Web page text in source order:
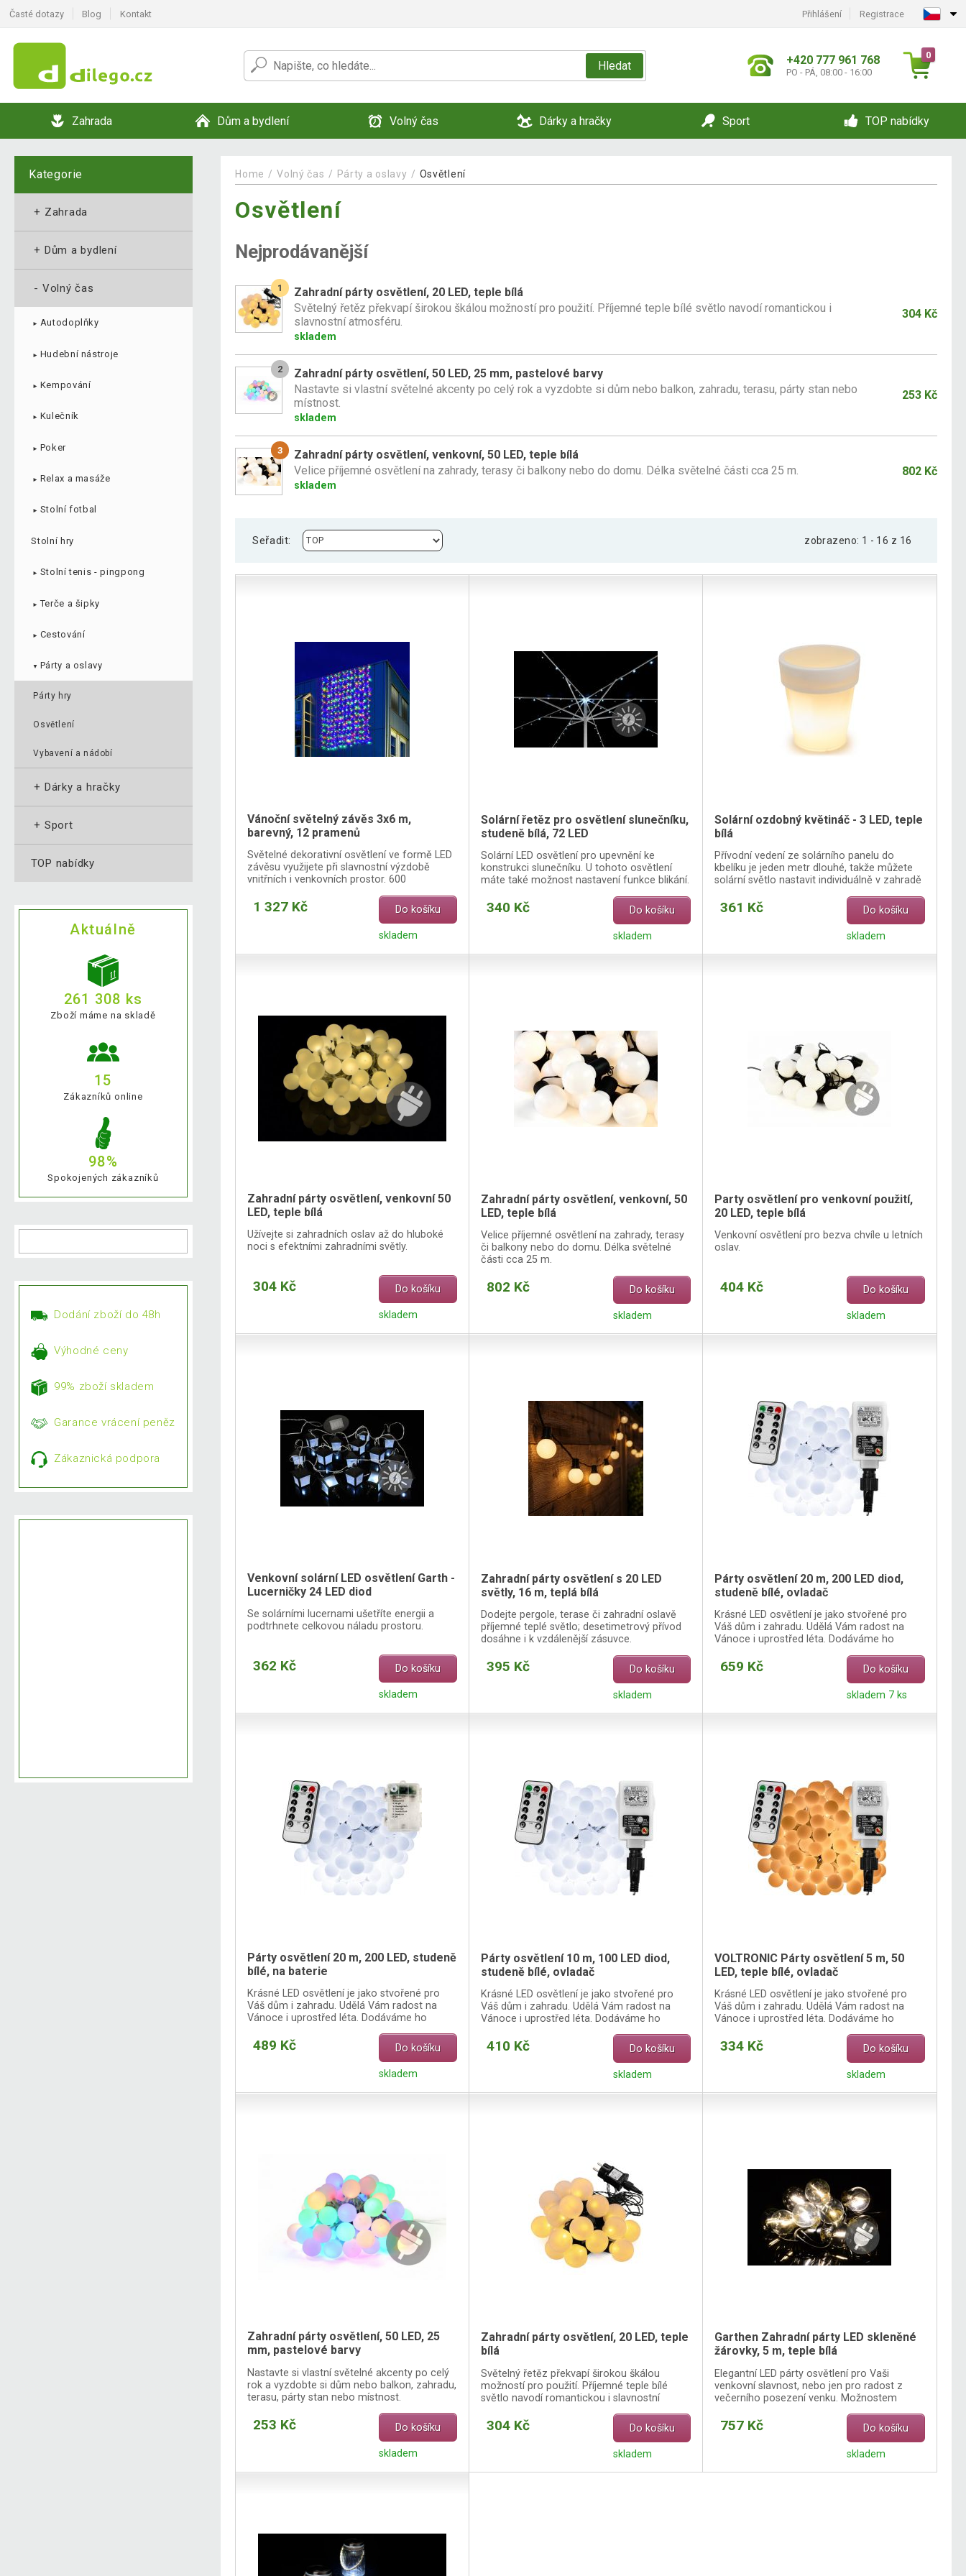
Časté dotazy Blog Kontakt Přihlášení Registrace
Hledat +420 777 961 768
PO - PÁ, 08:00 - 16:00
0
Zahrada Dům a bydlení Volný čas Dárky a hračky Sport TOP nabídky
Kategorie
+ Zahrada
+ Dům a bydlení
- Volný čas
► Autodoplňky
► Hudební nástroje
► Kempování
► Kulečník
► Poker
► Relax a masáže
► Stolní fotbal
Stolní hry
► Stolní tenis - pingpong
► Terče a šipky
► Cestování
▼ Párty a oslavy
Párty hry
Osvětlení
Vybavení a nádobí
+ Dárky a hračky
+ Sport
TOP nabídky
Aktuálně
261 308 ks
Zboží máme na skladě
15
Zákazníků online
98%
Spokojených zákazníků
Dodání zboží do 48h
Výhodné ceny
99% zboží skladem
Garance vrácení peněz
Zákaznická podpora
Home Volný čas Párty a oslavy Osvětlení
Osvětlení
Nejprodávanější
1
Zahradní párty osvětlení, 20 LED, teple bílá
Světelný řetěz překvapí širokou škálou možností pro použití. Příjemné teple bílé světlo navodí romantickou i
slavnostní atmosféru.
skladem
304 Kč
2
Zahradní párty osvětlení, 50 LED, 25 mm, pastelové barvy
Nastavte si vlastní světelné akcenty po celý rok a vyzdobte si dům nebo balkon, zahradu, terasu, párty stan nebo
místnost.
skladem
253 Kč
3
Zahradní párty osvětlení, venkovní, 50 LED, teple bílá
Velice příjemné osvětlení na zahrady, terasy či balkony nebo do domu. Délka světelné části cca 25 m.
skladem
802 Kč
Seřadit: zobrazeno: 1 - 16 z 16
Vánoční světelný závěs 3x6 m,
barevný, 12 pramenů
Světelné dekorativní osvětlení ve formě LED
závěsu využijete při slavnostní výzdobě
vnitřních i venkovních prostor. 600
1 327 Kč Do košíku
skladem
Solární řetěz pro osvětlení slunečníku,
studeně bílá, 72 LED
Solární LED osvětlení pro upevnění ke
konstrukci slunečníku. U tohoto osvětlení
máte také možnost nastavení funkce blikání.
340 Kč Do košíku
skladem
Solární ozdobný květináč - 3 LED, teple
bílá
Přívodní vedení ze solárního panelu do
kbelíku je jeden metr dlouhé, takže můžete
solární světlo nastavit individuálně v zahradě
361 Kč Do košíku
skladem
Zahradní párty osvětlení, venkovní 50
LED, teple bílá
Užívejte si zahradních oslav až do hluboké
noci s efektními zahradními světly.
304 Kč Do košíku
skladem
Zahradní párty osvětlení, venkovní, 50
LED, teple bílá
Velice příjemné osvětlení na zahrady, terasy
či balkony nebo do domu. Délka světelné
části cca 25 m.
802 Kč Do košíku
skladem
Party osvětlení pro venkovní použití,
20 LED, teple bílá
Venkovní osvětlení pro bezva chvíle u letních
oslav.
404 Kč Do košíku
skladem
Venkovní solární LED osvětlení Garth -
Lucerničky 24 LED diod
Se solárními lucernami ušetříte energii a
podtrhnete celkovou náladu prostoru.
362 Kč Do košíku
skladem
Zahradní párty osvětlení s 20 LED
světly, 16 m, teplá bílá
Dodejte pergole, terase či zahradní oslavě
příjemné teplé světlo; desetimetrový přívod
dosáhne i k vzdálenější zásuvce.
395 Kč Do košíku
skladem
Párty osvětlení 20 m, 200 LED diod,
studeně bílé, ovladač
Krásné LED osvětlení je jako stvořené pro
Váš dům i zahradu. Udělá Vám radost na
Vánoce i uprostřed léta. Dodáváme ho
659 Kč Do košíku
skladem 7 ks
Párty osvětlení 20 m, 200 LED, studeně
bílé, na baterie
Krásné LED osvětlení je jako stvořené pro
Váš dům i zahradu. Udělá Vám radost na
Vánoce i uprostřed léta. Dodáváme ho
489 Kč Do košíku
skladem
Párty osvětlení 10 m, 100 LED diod,
studeně bílé, ovladač
Krásné LED osvětlení je jako stvořené pro
Váš dům i zahradu. Udělá Vám radost na
Vánoce i uprostřed léta. Dodáváme ho
410 Kč Do košíku
skladem
VOLTRONIC Párty osvětlení 5 m, 50
LED, teple bílé, ovladač
Krásné LED osvětlení je jako stvořené pro
Váš dům i zahradu. Udělá Vám radost na
Vánoce i uprostřed léta. Dodáváme ho
334 Kč Do košíku
skladem
Zahradní párty osvětlení, 50 LED, 25
mm, pastelové barvy
Nastavte si vlastní světelné akcenty po celý
rok a vyzdobte si dům nebo balkon, zahradu,
terasu, párty stan nebo místnost.
253 Kč Do košíku
skladem
Zahradní párty osvětlení, 20 LED, teple
bílá
Světelný řetěz překvapí širokou škálou
možností pro použití. Příjemné teple bílé
světlo navodí romantickou i slavnostní
304 Kč Do košíku
skladem
Garthen Zahradní párty LED skleněné
žárovky, 5 m, teple bílá
Elegantní LED párty osvětlení pro Vaši
venkovní slavnost, nebo jen pro radost z
večerního posezení venku. Možnostem
757 Kč Do košíku
skladem